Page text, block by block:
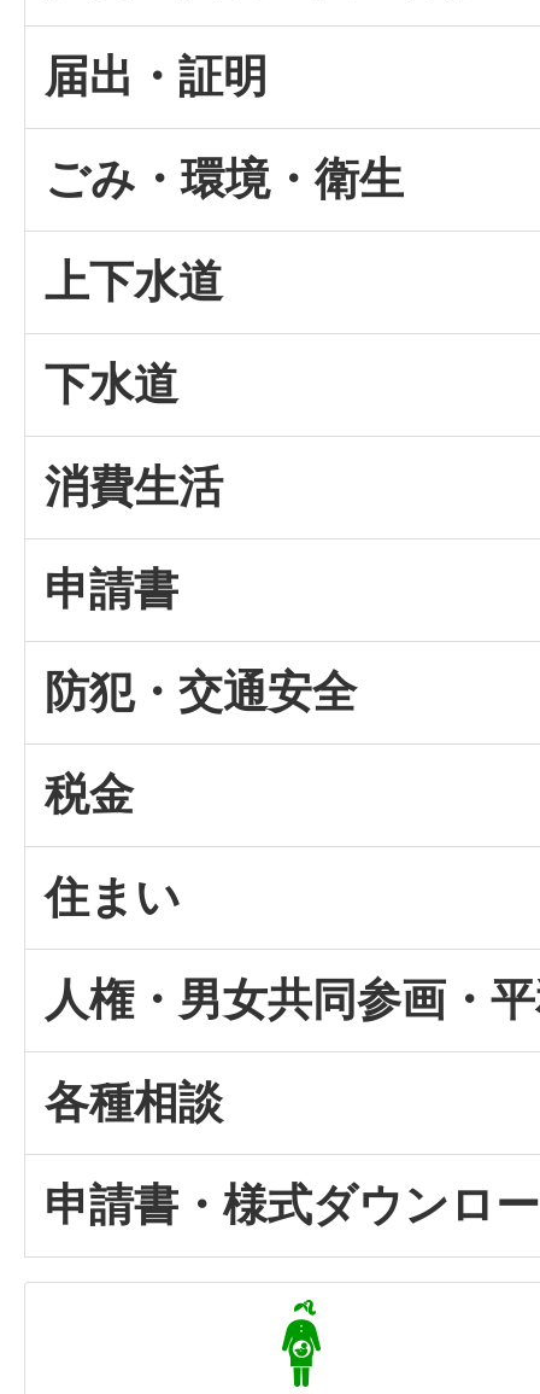
届出・証明
ごみ・環境・衛生
上下水道
下水道
消費生活
申請書
防犯・交通安全
税金
住まい
人権・男女共同参画・
各種相談
申請書・様式ダウンロ